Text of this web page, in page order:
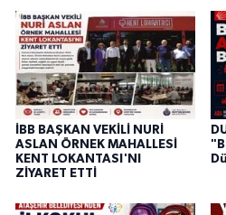
İBB BAŞKAN VEKİLİ NURİ
ASLAN ÖRNEK MAHALLESİ
KENT LOKANTASI'NI
ZİYARET ETTİ